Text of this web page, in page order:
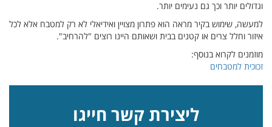
וגדולים יותר וכך גם נעימים יותר.
למעשה, שימוש בקיר מראה הוא פתרון מצויין ואידיאלי לא רק למטבח אלא לכל
איזור וחלל צרים או קטנים בבית ושאותם היינו רוצים "להרחיב".
מוזמנים לקרוא בנוסף:
זכוכית למטבחים
ליצירת קשר חייגו